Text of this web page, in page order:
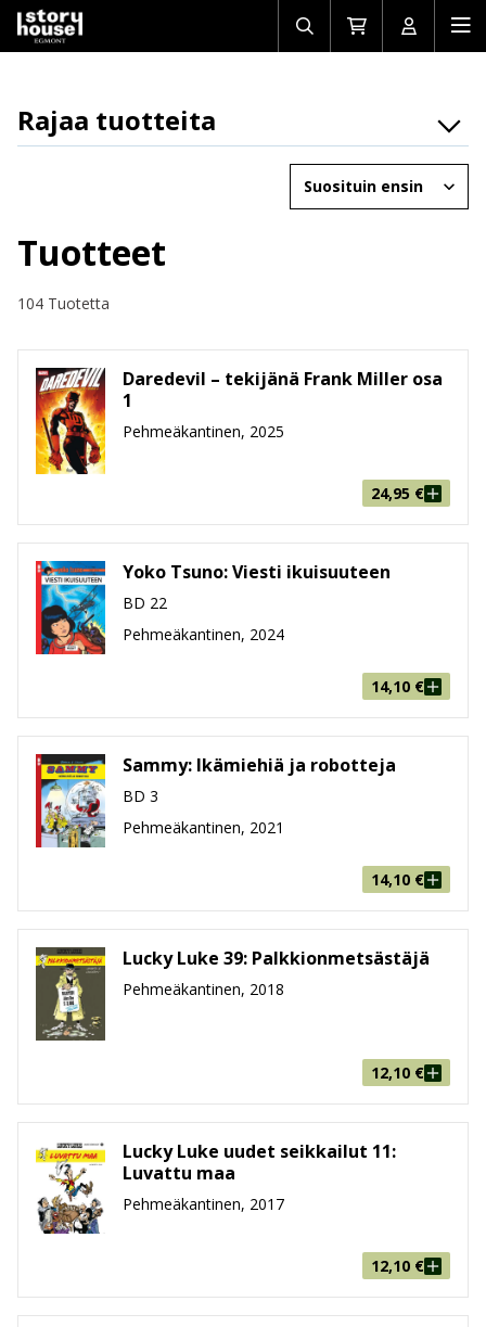
Avaa/sulje
haku
Siirry
ostoskoriin
Avaa/
Rajaa tuotteita
Osasto
Tuotemuoto
Hinta
Järjestä
Tuotteet
104 Tuotetta
Daredevil – tekijänä Frank Miller osa
1
Pehmeäkantinen, 2025
24,95 €
Yoko Tsuno: Viesti ikuisuuteen
BD 22
Pehmeäkantinen, 2024
14,10 €
Sammy: Ikämiehiä ja robotteja
BD 3
Pehmeäkantinen, 2021
14,10 €
Lucky Luke 39: Palkkionmetsästäjä
Pehmeäkantinen, 2018
12,10 €
Lucky Luke uudet seikkailut 11:
Luvattu maa
Pehmeäkantinen, 2017
12,10 €